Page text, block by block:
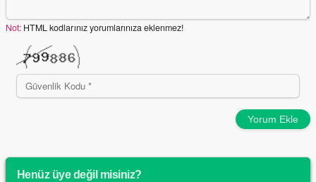
Not: HTML kodlarınız yorumlarınıza eklenmez!
Yorum Ekle
Henüz üye değil misiniz?